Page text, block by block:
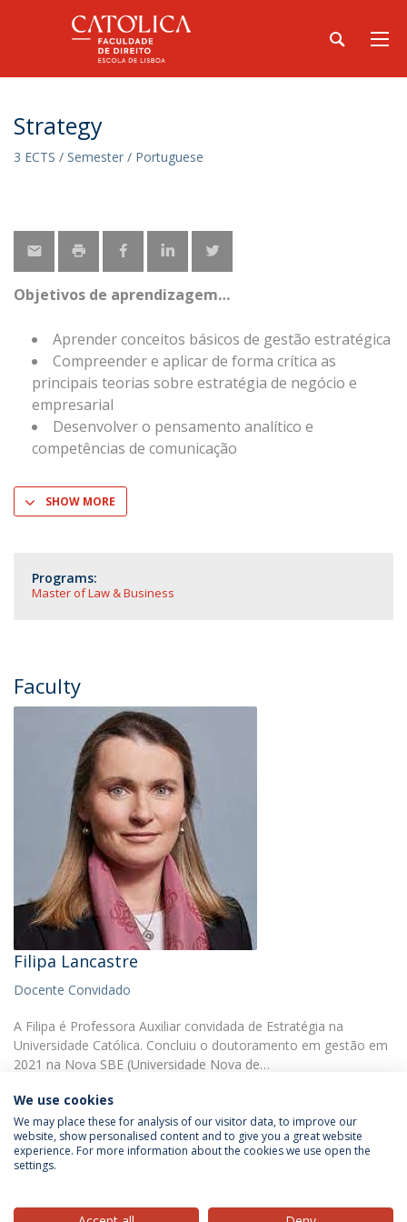
Strategy
3 ECTS / Semester / Portuguese
Objetivos de aprendizagem
Aprender conceitos básicos de gestão estratégica
Compreender e aplicar de forma crítica as
principais teorias sobre estratégia de negócio e
empresarial
Desenvolver o pensamento analítico e
competências de comunicação
SHOW MORE
Programs:
Master of Law & Business
Faculty
Filipa Lancastre
Docente Convidado
A Filipa é Professora Auxiliar convidada de Estratégia na
Universidade Católica. Concluiu o doutoramento em gestão em
2021 na Nova SBE (Universidade Nova de…
Privacy Policy
We use cookies
We may place these for analysis of our visitor data, to improve our
website, show personalised content and to give you a great website
experience. For more information about the cookies we use open the
settings.